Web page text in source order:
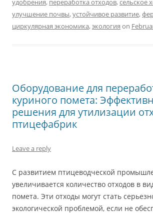
удобрения, переработка отходов,сельское
улучшение почвы,устойчивое развитие,
циркулярная экономика,экология on
Оборудование для
куриного помета:
решения для утилизации
птицефабрик
Leave a reply
С развитием птицеводческой
увеличивается количество отходов в
помета. Эти отходы могут стать
экологической проблемой, если не